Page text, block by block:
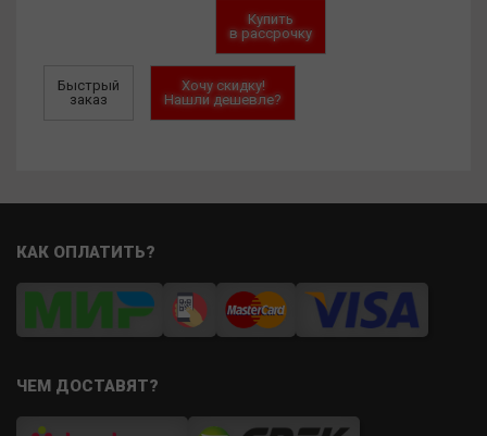
Купить
в рассрочку
Быстрый
заказ
Хочу скидку!
Нашли дешевле?
КАК ОПЛАТИТЬ?
ЧЕМ ДОСТАВЯТ?